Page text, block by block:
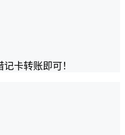
卡转账即可！